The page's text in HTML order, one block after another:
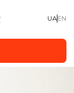
UAEN